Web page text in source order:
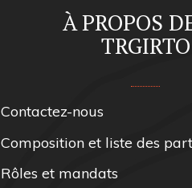
À PROPOS
TRGIRTO
Contactez-nous
Composition et liste des
Rôles et mandats